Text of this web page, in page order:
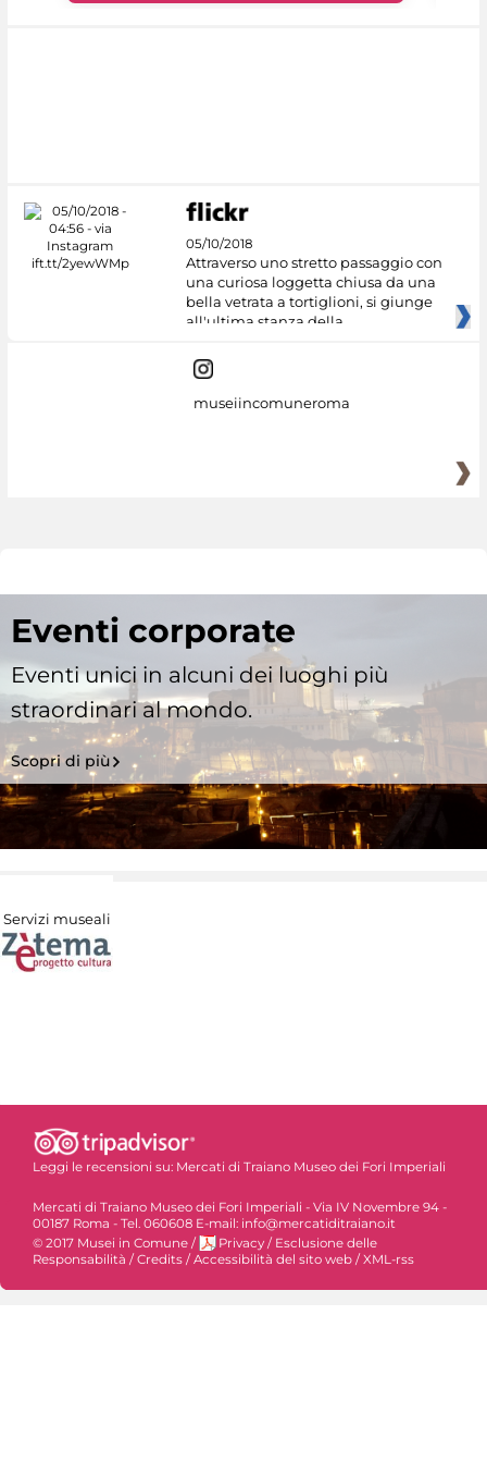
05/10/2018
Attraverso uno stretto passaggio con
una curiosa loggetta chiusa da una
bella vetrata a tortiglioni, si giunge
all'ultima stanza della
museiincomuneroma
Eventi corporate
Eventi unici in alcuni dei luoghi più
straordinari al mondo.
Scopri di più
Servizi museali
Leggi le recensioni su: Mercati di Traiano Museo dei Fori Imperiali
Mercati di Traiano Museo dei Fori Imperiali - Via IV Novembre 94 -
00187 Roma - Tel. 060608 E-mail: info@mercatiditraiano.it
© 2017 Musei in Comune / Privacy / Esclusione delle
Responsabilità /Credits /Accessibilità del sito web /XML-rss